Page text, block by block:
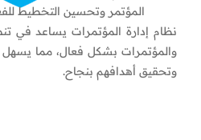
المؤتمر وتحسين التخطيط
نظام إدارة المؤتمرات يساعد في
والمؤتمرات بشكل فعال، مما يسهل
وتحقيق أهدافهم بنجاح.